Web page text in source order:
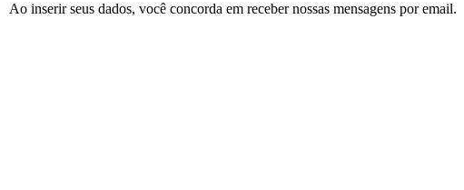
Ao inserir seus dados, você concorda em receber nossas mensagens por email.